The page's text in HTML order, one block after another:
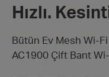
Hızlı.
Bütün Ev Mesh Wi-
AC1900 Çift Bant